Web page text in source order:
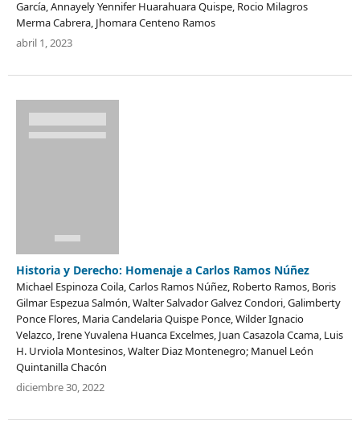
García, Annayely Yennifer Huarahuara Quispe, Rocio Milagros
Merma Cabrera, Jhomara Centeno Ramos
abril 1, 2023
Historia y Derecho: Homenaje a Carlos Ramos Núñez
Michael Espinoza Coila, Carlos Ramos Núñez, Roberto Ramos, Boris
Gilmar Espezua Salmón, Walter Salvador Galvez Condori, Galimberty
Ponce Flores, Maria Candelaria Quispe Ponce, Wilder Ignacio
Velazco, Irene Yuvalena Huanca Excelmes, Juan Casazola Ccama, Luis
H. Urviola Montesinos, Walter Diaz Montenegro; Manuel León
Quintanilla Chacón
diciembre 30, 2022